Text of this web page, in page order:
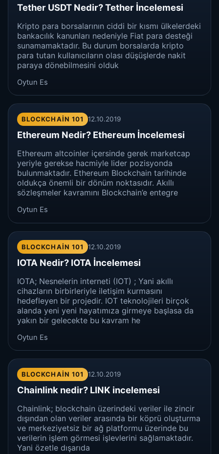
Tether USDT Nedir? Tether İncelemesi
Kripto para borsalarının ciddi bir kısmı ülkelerdeki
bankacılık kanunları nedeniyle Fiat para desteği
sunamamaktadır. Bu durum borsalarda kripto
para tutan kullanıcıların olası düşüşlerde nakit
paraya dönebilmesini olduk
Oytun Es
BLOCKCHAIN 101 12.10.2019
Ethereum Nedir? Ethereum İncelemesi
Ethereum altcoinler içersinde gerek marketcap
yeriyle gerekse hacmiyle lider pozisyonda
bulunmaktadır. Ethereum Blockchain tarihinde
oldukça önemli bir dönüm noktasıdır. Akıllı
sözleşmeler kavramını Blockchain’e entegre
Oytun Es
BLOCKCHAIN 101 12.10.2019
IOTA Nedir? IOTA İncelemesi
IOTA; Nesnelerin interneti (IOT) ; Yani akıllı
cihazların birbirleriyle iletişim kurmasını
hedefleyen bir projedir. IOT teknolojileri birçok
alanda yeni yeni hayatımıza girmeye başlasa da
yakın bir gelecekte bu kavram he
Oytun Es
BLOCKCHAIN 101 12.10.2019
Chainlink nedir? LINK incelemesi
Chainlink; blockchain üzerindeki veriler ile zincir
dışından olan veriler arasında bir köprü oluşturma
ve merkeziyetsiz bir ağ platformu üzerinde bu
verilerin işlem görmesi işlevlerini sağlamaktadır.
Yani özetle dışarıda